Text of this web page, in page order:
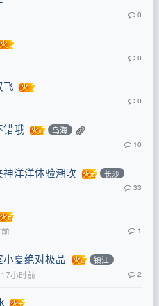
0
0
飞
0
错哦 乌海
10
洋洋体验潮吹 长沙
33
1
夏绝对极品 镇江
17小时前 2